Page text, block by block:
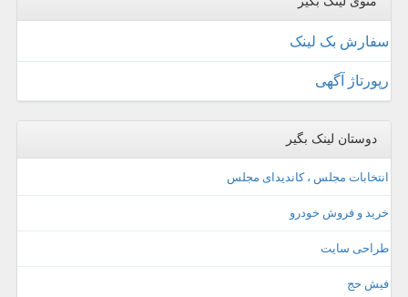
سفارش بک لینک
رپورتاژ آگهی
دوستان لینک بگیر
انتخابات مجلس ، کاندیدای مجلس
خرید و فروش خودرو
طراحی سایت
فیش حج